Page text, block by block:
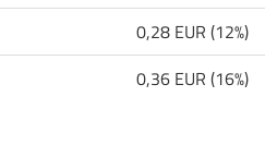
0,28 EUR (12%)
0,36 EUR (16%)